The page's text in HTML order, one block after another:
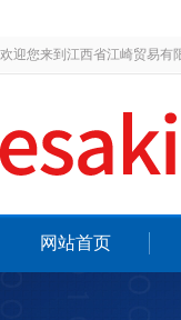
欢迎您来到江西省江崎贸易有
网站首页